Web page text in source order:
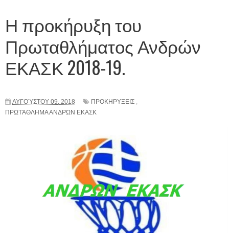
Η προκήρυξη του
Πρωταθλήματος Ανδρών
ΕΚΑΣΚ 2018-19.
ΑΥΓΟΎΣΤΟΥ 09, 2018 ΠΡΟΚΗΡΥΞΕΙΣ ,
ΠΡΩΤΆΘΛΗΜΑ ΑΝΔΡΏΝ ΕΚΑΣΚ